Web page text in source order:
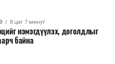
8 цаг 7 минут
нэмэгдүүлэх, доголдлыг
байна